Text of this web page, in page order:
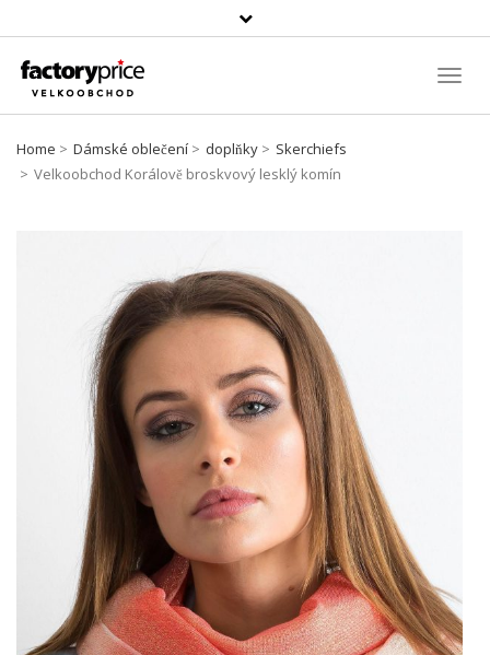
Vyhledávání
Home Dámské oblečení doplňky
Skerchiefs
Velkoobchod Korálově broskvový lesklý komín